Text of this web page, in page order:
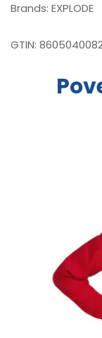
Brands: EXPLODE
GTIN: